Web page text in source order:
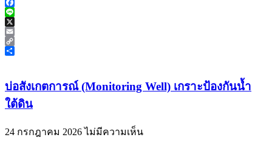
Facebook
Line
X
Email
Copy
บ่อสังเกตการณ์ (Monitoring Well) เกราะป้องกันน้ำ
ใต้ดิน
24 กรกฎาคม 2026ไม่มีความเห็น